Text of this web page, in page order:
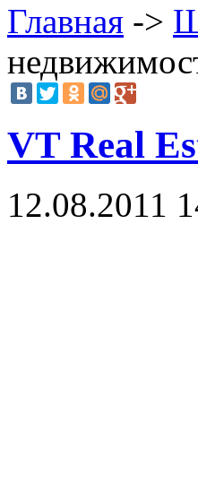
Главная ->
VT Real
12.08.2011